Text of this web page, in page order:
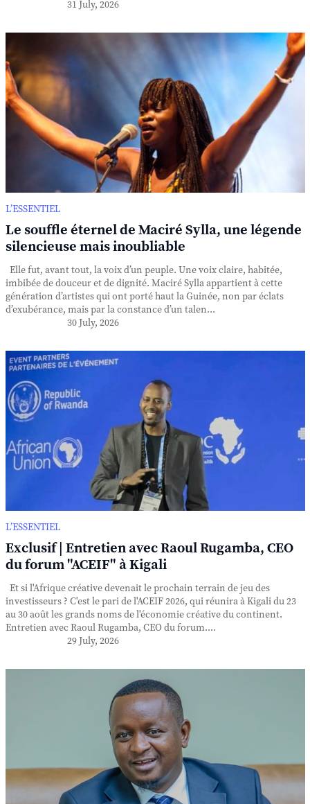
31 July, 2026
L’ESSENTIEL
Le souffle éternel de Maciré Sylla, une légende
silencieuse mais inoubliable
Elle fut, avant tout, la voix d’un peuple. Une voix claire, habitée,
imbibée de douceur et de dignité. Maciré Sylla appartient à cette
génération d’artistes qui ont porté haut la Guinée, non par éclats
d’exubérance, mais par la constance d’un talen...
30 July, 2026
L’ESSENTIEL
Exclusif | Entretien avec Raoul Rugamba, CEO
du forum "ACEIF" à Kigali
Et si l'Afrique créative devenait le prochain terrain de jeu des
investisseurs ? C'est le pari de l'ACEIF 2026, qui réunira à Kigali du 23
au 30 août les grands noms de l'économie créative du continent.
Entretien avec Raoul Rugamba, CEO du forum....
29 July, 2026